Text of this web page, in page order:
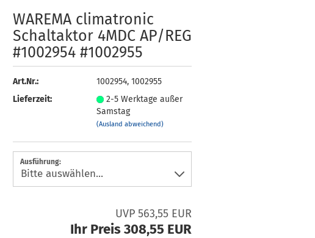
WA­RE­MA cli­ma­tro­nic
Schalt­ak­tor 4MDC AP/REG
#1002954 #1002955
Art.Nr.:
1002954, 1002955
Lieferzeit:
2-5 Werktage außer
Samstag
(Ausland abweichend)
Ausführung:
UVP 563,55 EUR
Ihr Preis 308,55 EUR